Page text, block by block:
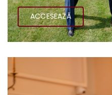
ACCESEAZĂ